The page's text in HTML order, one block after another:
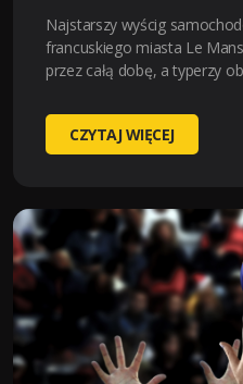
Najstarszy wyścig
francuskiego miasta Le
przez całą dobę, a typerzy
24H
LE
24-
GODZINNY
WYŚCIG
SAMOCHODOWY
CZYTAJ WIĘCEJ